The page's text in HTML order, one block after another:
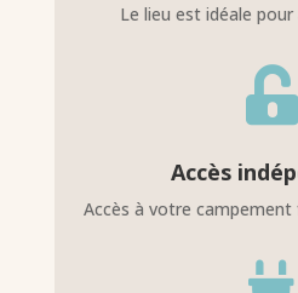
Le lieu est idéale pour

Accès
Accès à votre